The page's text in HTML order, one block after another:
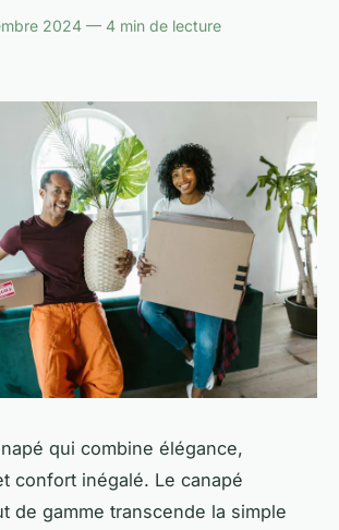
2024 — 4 min de lecture
qui combine élégance,
confort inégalé. Le canapé
de gamme transcende la simple